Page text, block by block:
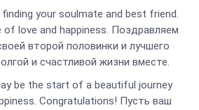
your soulmate and best friend.
of love and happiness. Поздравляем
второй половинки и лучшего
и счастливой жизни вместе.
be the start of a beautiful journey
Congratulations! Пусть ваш